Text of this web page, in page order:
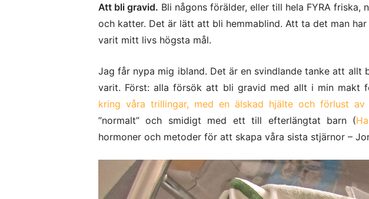
Att bli gravid. Bli någons förälder, eller till hela FYRA
och katter. Det är lätt att bli hemmablind. Att ta det man
varit mitt livs högsta mål.
Jag får nypa mig ibland. Det är en svindlande tanke att allt
varit. Först: alla försök att bli gravid med allt i min makt
kring våra trillingar, med en älskad hjälte och förlust av
”normalt” och smidigt med ett till efterlängtat barn (
hormoner och metoder för att skapa våra sista stjärnor –